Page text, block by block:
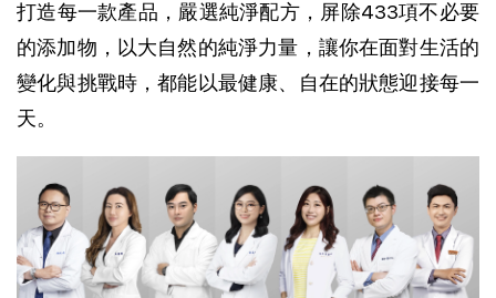
打造每一款產品， 嚴選純淨配方，屏除433項不必要
的添加物，以大自然的純淨力量，讓你在面對生活的
變化與挑戰時，都能以最健康、自在的狀態迎接每一
天。